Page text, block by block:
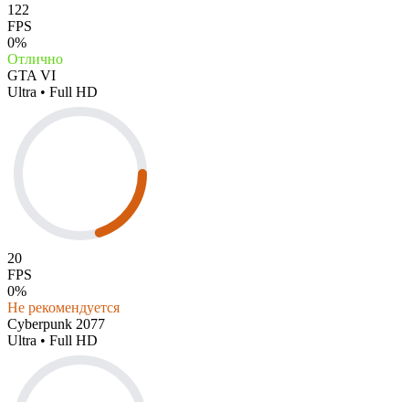
122
FPS
0%
Отлично
GTA VI
Ultra • Full HD
20
FPS
0%
Не рекомендуется
Cyberpunk 2077
Ultra • Full HD